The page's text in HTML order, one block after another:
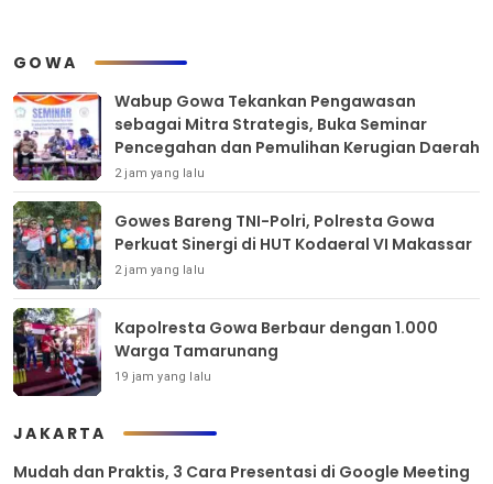
GOWA
Wabup Gowa Tekankan Pengawasan
sebagai Mitra Strategis, Buka Seminar
Pencegahan dan Pemulihan Kerugian Daerah
2 jam yang lalu
Gowes Bareng TNI-Polri, Polresta Gowa
Perkuat Sinergi di HUT Kodaeral VI Makassar
2 jam yang lalu
Kapolresta Gowa Berbaur dengan 1.000
Warga Tamarunang
19 jam yang lalu
JAKARTA
Mudah dan Praktis, 3 Cara Presentasi di Google Meeting